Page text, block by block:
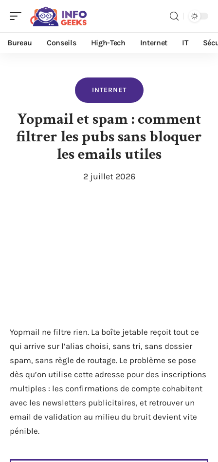
Bureau Conseils High-Tech Internet IT
INTERNET
Yopmail et spam : comment
filtrer les pubs sans bloquer
les emails utiles
2 juillet 2026
Yopmail ne filtre rien. La boîte jetable reçoit tout ce
qui arrive sur l’alias choisi, sans tri, sans dossier
spam, sans règle de routage. Le problème se pose
dès qu’on utilise cette adresse pour des inscriptions
multiples : les confirmations de compte cohabitent
avec les newsletters publicitaires, et retrouver un
email de validation au milieu du bruit devient vite
pénible.